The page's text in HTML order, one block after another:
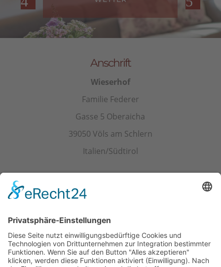
Anschrift
Wieserhof
Familie Federer
Gasse 5 Oberaicha
39050 Völs am Schlern
Italien/Südtirol
Tel.+ Fax:
Mobil+39 340 374 3624
E-Mailinfo@wieserhof.it
MwSt.-Nr. 01420690214